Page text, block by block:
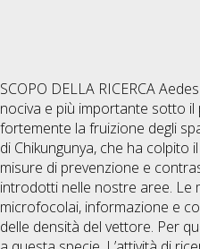
SCOPO DELLA RICERCA Aedes albopictus è diventata in pochi anni dalla sua introduzione in Italia la specie di zanzara più nociva e più importante sotto il profilo sanitario. Essendo una zanzara tipicamente urbana e ad attività diurna, limita fortemente la fruizione degli spazi aperti ed incide negativamente su alcune attività economiche. Il recente episodio epidemico di Chikungunya, che ha colpito il nostro Paese, ha allarmato le autorità sanitarie nazionali ed europee che stanno attivando misure di prevenzione e contrasto per fronteggiare il rischio che il virus diventi endemico o che altri virus possano essere introdotti nelle nostre aree. Le misure di lotta contro Aedes albopictus attualmente in essere (lotta larvicida, rimozione dei microfocolai, informazione e coinvolgimento dei cittadini) non danno risultati sufficienti in termini di capacità di contenimento delle densità del vettore. Per questo è stato avviato un progetto di ricerca centrato sull'applicazione del metodo dell'autocidio a questa specie. L’attività di ricerca svolta ha avuto come scopo la messa a punto delle metodiche di allevamento massale e di sterilizzazione in grado di permettere la produzione di maschi di qualità sufficiente a garantire una buona fitness nelle condizioni di campo e competitività coi maschi selvatici nella fase di accoppiamento. Le prove condotte possono essere raggruppate sotto tre principali campi di indagine: Prove di allevamento, Prove di Irraggiamento e Prove di Competizione. 1. Prove di allevamento In questo ambito sono state esaminate nuove diete larvali al fine di ottenere una più elevata produttività in termini di pupe con tempi di impupamento e dimensioni delle pupe più omogenei. È stata inoltre valutata la possibile reazione fagostimolante dell’ATP addizionato al pasto di sangue delle femmine adulte con lo scopo di incrementare la produttività di uova prodotte dai ceppi di Ae.albopictus in allevamento. 2. Prove di irraggiamento Attraverso prove di laboratorio sono stati investigati in gabbia gli effetti sterilizzanti di diverse dosi radianti (20 - 85 Gy) sulle pupe maschio di Ae. albopictus per la valutazione dei livelli di sterilità, fertilità e fecondità indotti sulle femmine. Si sono compiute inoltre indagini per valutare eventuali alterazioni dello stato fisiologico dei maschi irraggiati e dei livelli di sterilità indotti su femmine, in funzione dell’età pupale alla quale venivano sottoposti a radiazioni. Analisi degli effetti delle